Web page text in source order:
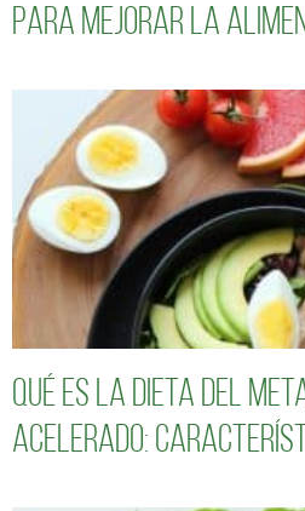
para mejorar la
Qué es la dieta del
acelerado: